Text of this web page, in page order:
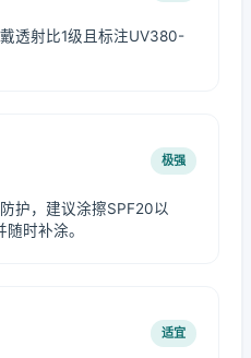
透射比1级且标注UV380-
极强
护，建议涂擦SPF20以
时补涂。
适宜